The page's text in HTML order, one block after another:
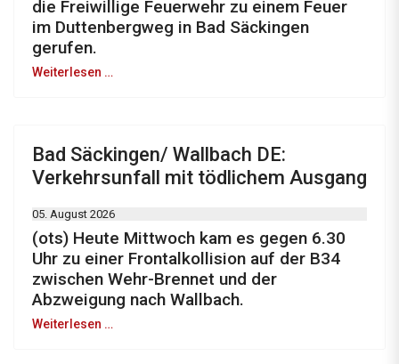
die Freiwillige Feuerwehr zu einem Feuer
im Duttenbergweg in Bad Säckingen
gerufen.
Weiterlesen …
Bad Säckingen/ Wallbach DE:
Verkehrsunfall mit tödlichem Ausgang
05. August 2026
(ots) Heute Mittwoch kam es gegen 6.30
Uhr zu einer Frontalkollision auf der B34
zwischen Wehr-Brennet und der
Abzweigung nach Wallbach.
Weiterlesen …